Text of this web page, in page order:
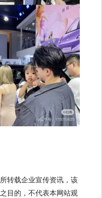
转载企业宣传资讯，该
目的，不代表本网站观